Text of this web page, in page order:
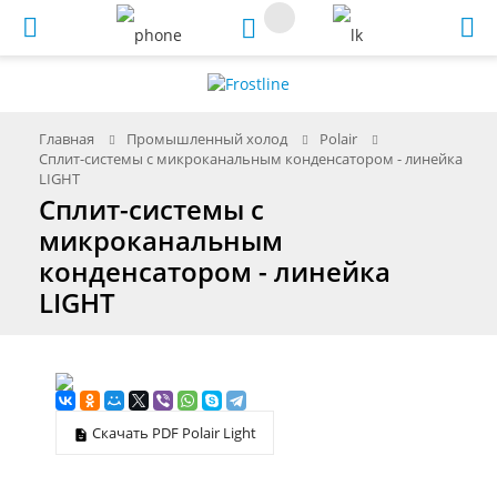
Главная Промышленный холод
Polair
Сплит-системы с микроканальным конденсатором - линейка
LIGHT
Сплит-системы с
микроканальным
конденсатором - линейка
LIGHT
Скачать PDF Polair Light